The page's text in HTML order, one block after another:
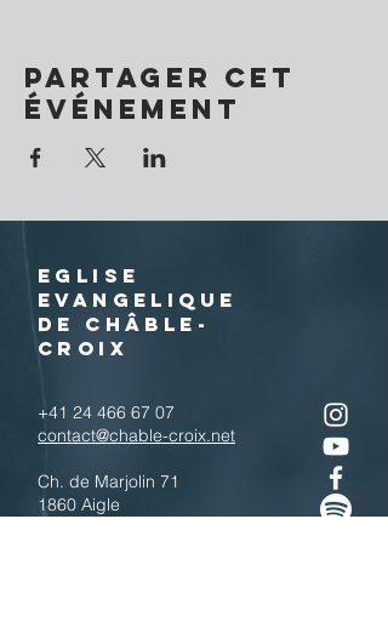
Partager cet
événement
EGLISE
EVANGELIQUE
DE CHÂBLE-
CROIX
+41 24 466 67 07
contact@chable-croix.net
Ch. de Marjolin 71
1860 Aigle